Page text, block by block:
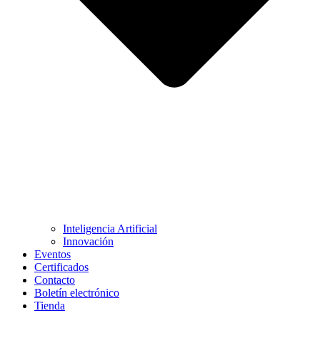
Inteligencia Artificial
Innovación
Eventos
Certificados
Contacto
Boletín electrónico
Tienda